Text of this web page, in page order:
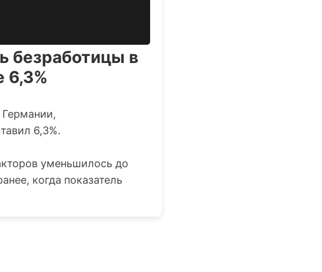
безработицы в
6,3%
6,3%.
уменьшилось до
когда показатель